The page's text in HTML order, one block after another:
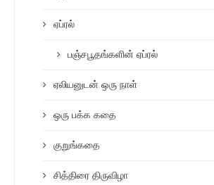
ஏப்ரல்
பஞ்சபூதங்களின் ஏப்ரல்
ஏலியனுடன் ஒரு நாள்
ஒரு பக்க கதை
குறுங்கதை
சித்திரை திருவிழா